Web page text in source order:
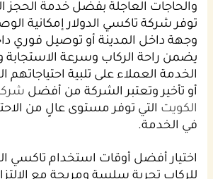
والحاجات العاجلة بفضل خدمة الحجز
توفر شركة تاكسي الدولار إمكانية
وجهة داخل المدينة أو توصيل فوري
يضمن راحة الركاب وسرعة
الخدمة العملاء على تلبية احتياجاتهم
أو تأخير وتعتبر الشركة من أفضل
الكويت التي توفر مستوى عالٍ من
في الخدمة.
اختيار أفضل أوقات استخدام تاكسي